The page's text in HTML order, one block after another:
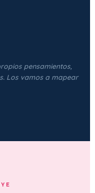
pensamientos,
Los vamos a mapear